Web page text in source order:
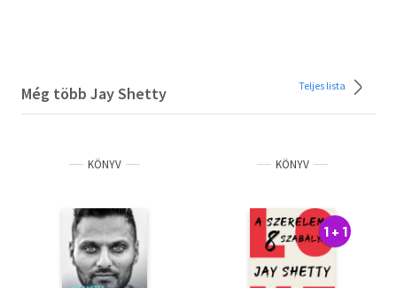
Még több Jay Shetty Teljes lista
KÖNYV KÖNYV
1 + 1